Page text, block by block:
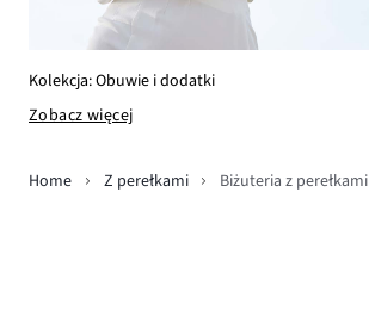
Kolekcja: Obuwie i dodatki
Zobacz więcej
Home Z perełkami Biżuteria z perełkami